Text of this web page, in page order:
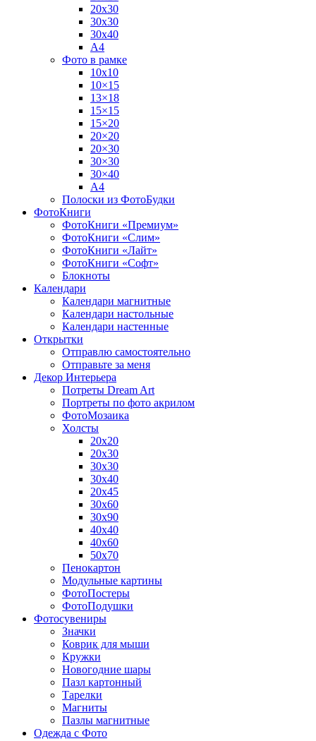
20х30
30х30
30х40
А4
Фото в рамке
10х10
10×15
13×18
15×15
15×20
20×20
20×30
30×30
30×40
A4
Полоски из ФотоБудки
ФотоКниги
ФотоКниги «Премиум»
ФотоКниги «Слим»
ФотоКниги «Лайт»
ФотоКниги «Софт»
Блокноты
Календари
Календари магнитные
Календари настольные
Календари настенные
Открытки
Отправлю самостоятельно
Отправьте за меня
Декор Интерьера
Потреты Dream Art
Портреты по фото акрилом
ФотоМозаика
Холсты
20х20
20х30
30х30
30х40
20х45
30х60
30х90
40х40
40х60
50х70
Пенокартон
Модульные картины
ФотоПостеры
ФотоПодушки
Фотоcувениры
Значки
Коврик для мыши
Кружки
Новогодние шары
Пазл картонный
Тарелки
Магниты
Пазлы магнитные
Одежда с Фото